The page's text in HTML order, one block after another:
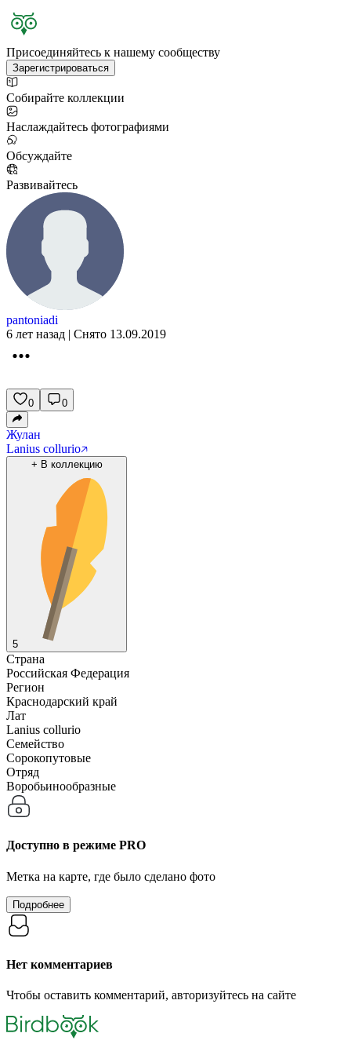
Присоединяйтесь к нашему сообществу
Зарегистрироваться
Собирайте коллекции
Наслаждайтесь фотографиями
Обсуждайте
Развивайтесь
pantoniadi
6 лет назад | Снято 13.09.2019
0 0
Жулан
Lanius collurio
+ В коллекцию
5
Страна
Российская Федерация
Регион
Краснодарский край
Лат
Lanius collurio
Семейство
Сорокопутовые
Отряд
Воробьинообразные
Доступно в режиме PRO
Метка на карте, где было сделано фото
Подробнее
Нет комментариев
Чтобы оставить комментарий, авторизуйтесь на сайте